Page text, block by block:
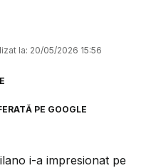
la: 20/05/2026 15:56
PE GOOGLE
i-a impresionat pe